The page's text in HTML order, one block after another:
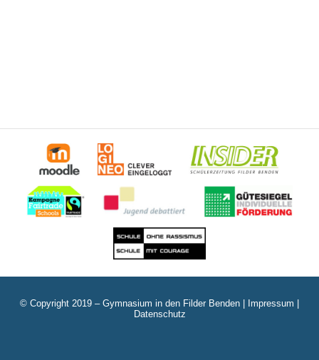
© Copyright 2019 – Gymnasium in den Filder Benden | Impressum
Datenschutz